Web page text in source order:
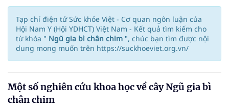
Tạp chí điện tử Sức khỏe Việt - Cơ quan ngôn luận của
Hội Nam Y (Hội YDHCT) Việt Nam - Kết quả tìm kiếm cho
từ khóa " Ngũ gia bì chân chim ", chúc bạn tìm được nội
dung mong muốn trên https://suckhoeviet.org.vn/
Một số nghiên cứu khoa học về cây Ngũ gia bì
chân chim